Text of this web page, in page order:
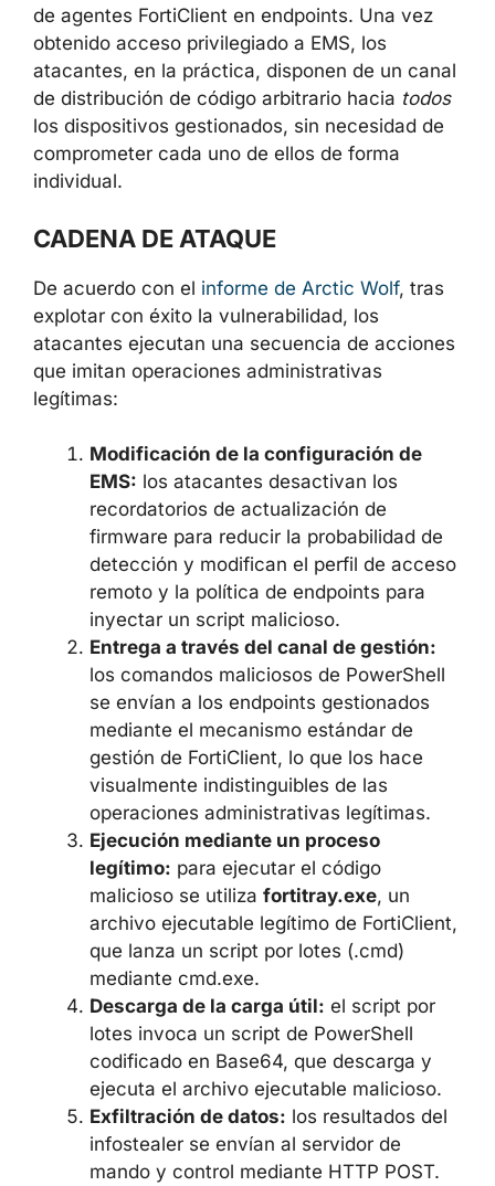
explotado. EMS es un sistema centralizado
para la gestión de agentes FortiClient en
endpoints. Una vez obtenido acceso
privilegiado a EMS, los atacantes, en la
práctica, disponen de un canal de distribución
de código arbitrario haciatodos los
dispositivos gestionados, sin necesidad de
individual.
CADENA DE ATAQUE
De acuerdo con elinforme de Arctic Wolf, tras
explotar con éxito la vulnerabilidad, los
atacantes ejecutan una secuencia de
administrativas legítimas:
Modificación de la configuración de
EMS:los atacantes desactivan los
recordatorios de actualización de
firmware para reducir la probabilidad de
detección y modifican el perfil de
acceso remoto y la política de
endpoints para inyectar un script
malicioso.
Entrega a través del canal de gestión:
los comandos maliciosos de PowerShell
se envían a los endpoints gestionados
mediante el mecanismo estándar de
gestión de FortiClient, lo que los hace
visualmente indistinguibles de las
operaciones administrativas legítimas.
Ejecución mediante un proceso
legítimo:para ejecutar el código
malicioso se utiliza
archivo ejecutable legítimo de
FortiClient, que lanza un script por lotes
(.cmd) mediante cmd.exe.
Descarga de la carga útil:el script por
lotes invoca un script de PowerShell
codificado en Base64, que descarga y
ejecuta el archivo ejecutable malicioso.